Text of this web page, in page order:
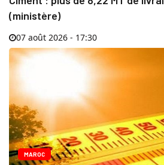
(ministère)
07 août 2026 - 17:30
MAROC